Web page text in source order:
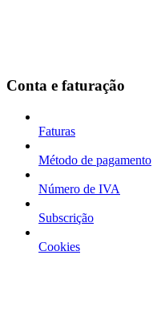
Conta e faturação
Faturas
Método de pagamento
Número de IVA
Subscrição
Cookies